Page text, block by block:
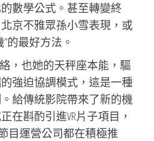
數學公式。甚至轉變終
京不雅眾孫小雪表現，或
的最好方法。
，也她的天秤座本能，驅
強迫協調模式，這是一種
給傳統影院帶來了新的機
在斟酌引進VR片子項目，
目運營公司都在積極推